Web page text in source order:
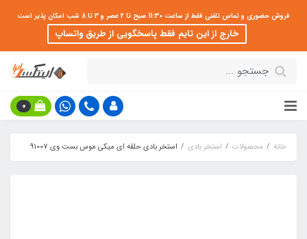
فروش حضوری و تماس تلفنی فقط از ساعت 11:30 صبح تا 2 عصر و 3 تا 8 شب امکان پذیر است
خارج از این تایم فقط پاسخگویی از طریق واتساپ
0
خانه محصولات استخر بادی استخر بادی حلقه ای میکی موس بست وی 91007